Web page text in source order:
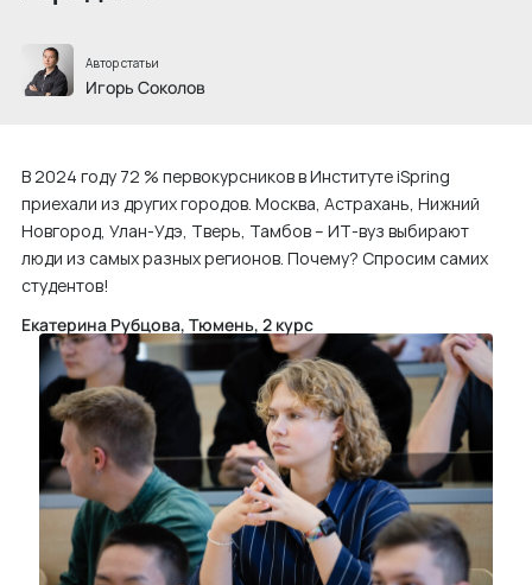
Автор статьи
Игорь Соколов
В 2024 году 72 % первокурсников в Институте iSpring
приехали из других городов. Москва, Астрахань, Нижний
Новгород, Улан-Удэ, Тверь, Тамбов – ИТ-вуз выбирают
люди из самых разных регионов. Почему? Спросим самих
студентов!
Екатерина Рубцова, Тюмень, 2 курс